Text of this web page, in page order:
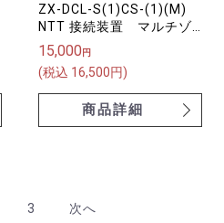
ZX-DCL-S(1)CS-(1)(M)
NTT 接続装置 マルチゾ
ーン1chマスター接続装
置 スター配線用【中古】
15,000 円
(税込 16,500円)
商品詳細
3 次へ